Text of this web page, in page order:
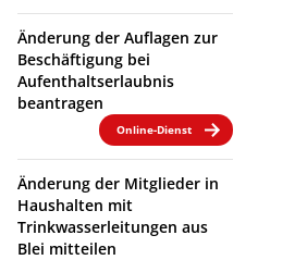
Änderung der Auflagen zur
Beschäftigung bei
Aufenthaltserlaubnis
beantragen
Online-Dienst
Änderung der Mitglieder in
Haushalten mit
Trinkwasserleitungen aus
Blei mitteilen